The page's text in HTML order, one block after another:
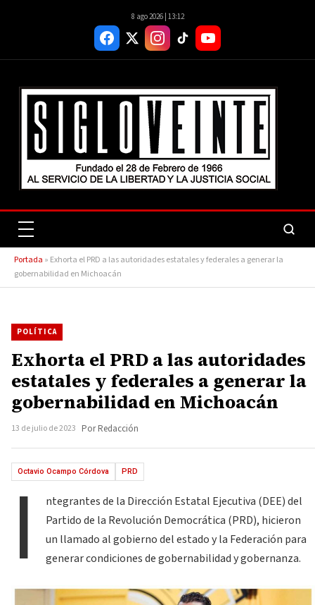
8 ago 2026 | 13:12
Portada » Exhorta el PRD a las autoridades estatales y federales a generar la
gobernabilidad en Michoacán
POLÍTICA
Exhorta el PRD a las autoridades
estatales y federales a generar la
gobernabilidad en Michoacán
13 de julio de 2023 Por Redacción
Octavio Ocampo Córdova PRD
I
ntegrantes de la Dirección Estatal Ejecutiva (DEE) del
Partido de la Revolución Democrática (PRD), hicieron
un llamado al gobierno del estado y la Federación para
generar condiciones de gobernabilidad y gobernanza.